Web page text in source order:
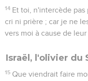
14 Et toi, n'intercède
cri ni prière ; car je ne
vers moi à cause de leur
Israël, l'olivier du
15 Que viendrait faire